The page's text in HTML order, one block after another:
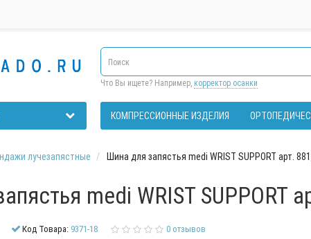
Что Вы ищете? Например, корректор осанки
КОМПРЕССИОННЫЕ ИЗДЕЛИЯ
лучезапястные Шина для запястья medi WRIST SUPPORT арт.
medi WRIST SUPPORT
Код Товара: 9371-18 0 отзывов